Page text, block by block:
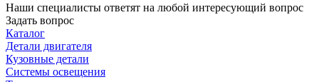
Наши специалисты ответят на любой интересующий вопрос
Задать вопрос
Каталог
Детали двигателя
Кузовные детали
Системы освещения